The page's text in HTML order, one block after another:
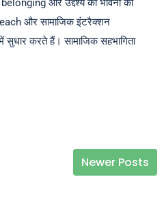
belonging और उद्देश्य की भावना को
और सामाजिक इंटरैक्शन
करते हैं। सामाजिक सहभागिता
Newer Posts